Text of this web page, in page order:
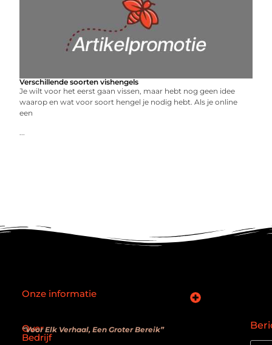
Verschillende soorten vishengels
Je wilt voor het eerst gaan vissen, maar hebt nog geen idee
waarop en wat voor soort hengel je nodig hebt. Als je online
een
...
Over
Bedrijf
“Voor Elk Verhaal, Een Groter Bereik”
Onze informatie